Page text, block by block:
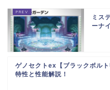
ミス
ーナ
ゲノセクトex【ブラックボル
特性と性能解説！